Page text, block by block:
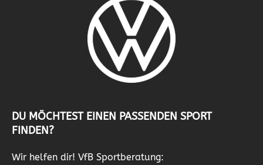
DU MÖCHTEST EINEN PASSENDEN SPORT
FINDEN?
Wir helfen dir! VfB Sportberatung: